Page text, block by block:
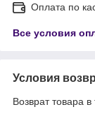
Оплата по
Все условия
Условия
Возврат товара